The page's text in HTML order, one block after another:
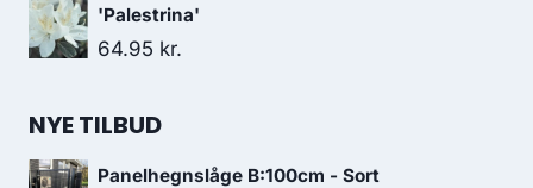
'Palestrina'
64.95 kr.
NYE TILBUD
Panelhegnslåge B:100cm - Sort